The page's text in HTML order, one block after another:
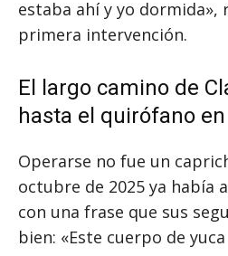
estaba ahí y yo dormida»,
primera intervención.
El largo camino de
hasta el quirófano
Operarse no fue un
octubre de 2025 ya había
con una frase que sus
bien: «Este cuerpo de